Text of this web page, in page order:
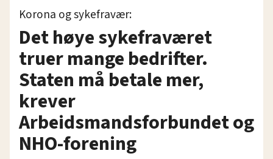
Korona og sykefravær:
Det høye sykefraværet
truer mange bedrifter.
Staten må betale mer,
krever
Arbeidsmandsforbundet og
NHO-forening